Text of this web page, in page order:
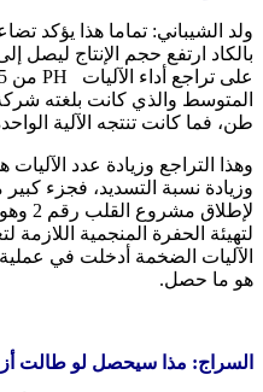
ولد الشيباني: تماما هذا يؤكد
طن، فما كانت تنتجه الآلية
وهذا التراجع وزيادة عدد
وزيادة نسبة التسديد، فجزء
لتهيئة الحفرة المنجمية اللازمة
الآليات الضخمة أدخلت في
هو ما حصل.
السراج: مذا سيحصل لو طالت